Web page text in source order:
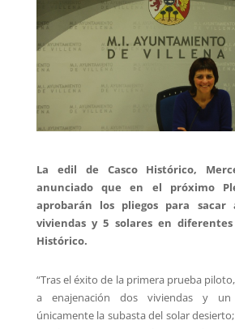
La edil de Casco Histórico,
anunciado que en el próximo
aprobarán los pliegos para sacar
viviendas y 5 solares en
Histórico.
“Tras el éxito de la primera prueba
a enajenación dos viviendas y un
únicamente la subasta del solar